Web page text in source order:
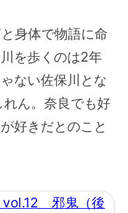
身体で物語に命
を歩くのは2年
ない佐保川とな
ん。奈良でも好
好きだとのこと